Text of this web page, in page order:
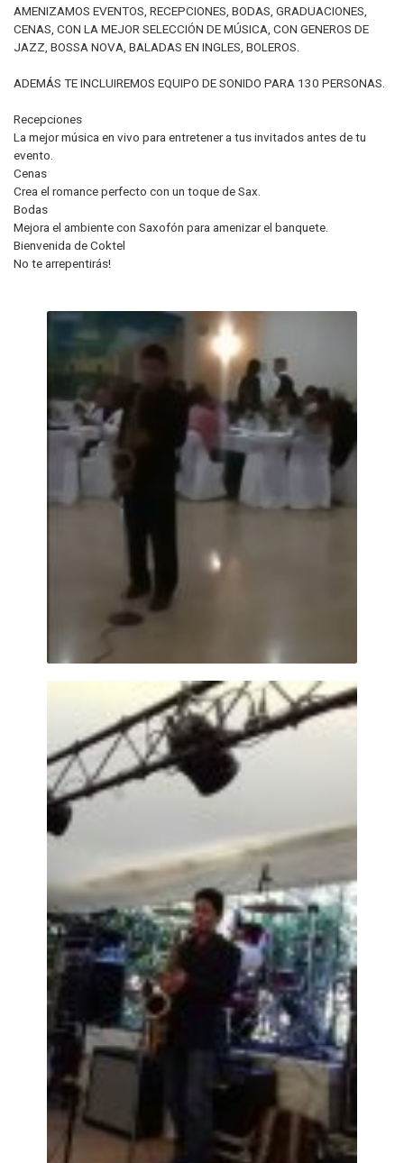
AMENIZAMOS EVENTOS, RECEPCIONES, BODAS, GRADUACIONES,
CENAS, CON LA MEJOR SELECCIÓN DE MÚSICA, CON GENEROS DE
JAZZ, BOSSA NOVA, BALADAS EN INGLES, BOLEROS.
ADEMÁS TE INCLUIREMOS EQUIPO DE SONIDO PARA 130 PERSONAS.
Recepciones
La mejor música en vivo para entretener a tus invitados antes de tu
evento.
Cenas
Crea el romance perfecto con un toque de Sax.
Bodas
Mejora el ambiente con Saxofón para amenizar el banquete.
Bienvenida de Coktel
No te arrepentirás!